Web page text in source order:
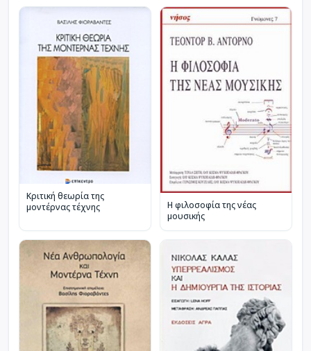
Κριτική θεωρία της
μοντέρνας τέχνης
Η φιλοσοφία της νέας
μουσικής